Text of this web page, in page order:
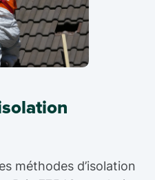
méthodes d’isolation